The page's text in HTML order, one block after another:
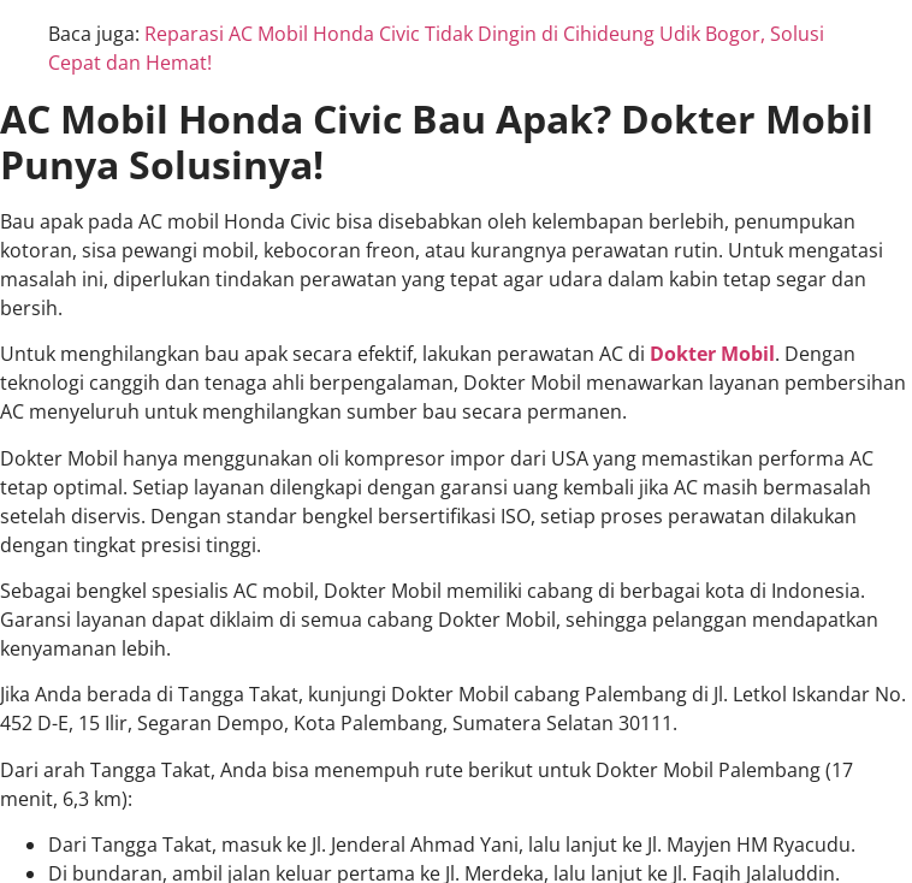
Baca juga: Reparasi AC Mobil Honda Civic Tidak Dingin di Cihideung Udik Bogor, Solusi
Cepat dan Hemat!
AC Mobil Honda Civic Bau Apak? Dokter Mobil
Punya Solusinya!
Bau apak pada AC mobil Honda Civic bisa disebabkan oleh kelembapan berlebih, penumpukan
kotoran, sisa pewangi mobil, kebocoran freon, atau kurangnya perawatan rutin. Untuk mengatasi
masalah ini, diperlukan tindakan perawatan yang tepat agar udara dalam kabin tetap segar dan
bersih.
Untuk menghilangkan bau apak secara efektif, lakukan perawatan AC di Dokter Mobil. Dengan
teknologi canggih dan tenaga ahli berpengalaman, Dokter Mobil menawarkan layanan pembersihan
AC menyeluruh untuk menghilangkan sumber bau secara permanen.
Dokter Mobil hanya menggunakan oli kompresor impor dari USA yang memastikan performa AC
tetap optimal. Setiap layanan dilengkapi dengan garansi uang kembali jika AC masih bermasalah
setelah diservis. Dengan standar bengkel bersertifikasi ISO, setiap proses perawatan dilakukan
dengan tingkat presisi tinggi.
Sebagai bengkel spesialis AC mobil, Dokter Mobil memiliki cabang di berbagai kota di Indonesia.
Garansi layanan dapat diklaim di semua cabang Dokter Mobil, sehingga pelanggan mendapatkan
kenyamanan lebih.
Jika Anda berada di Tangga Takat, kunjungi Dokter Mobil cabang Palembang di Jl. Letkol Iskandar No.
452 D-E, 15 Ilir, Segaran Dempo, Kota Palembang, Sumatera Selatan 30111.
Dari arah Tangga Takat, Anda bisa menempuh rute berikut untuk Dokter Mobil Palembang (17
menit, 6,3 km):
Dari Tangga Takat, masuk ke Jl. Jenderal Ahmad Yani, lalu lanjut ke Jl. Mayjen HM Ryacudu.
Di bundaran, ambil jalan keluar pertama ke Jl. Merdeka, lalu lanjut ke Jl. Faqih Jalaluddin.